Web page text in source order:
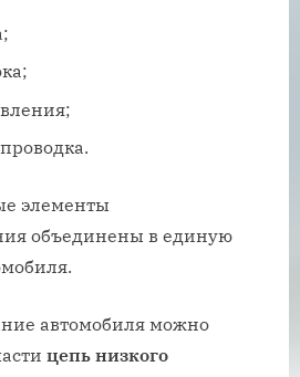
элементы
объединены в единую
автомобиля можно
цепь низкого